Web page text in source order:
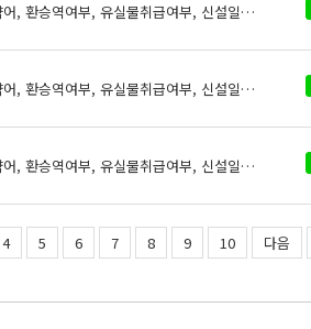
역코드, 역명, 영어, 로마자, 일본어, 중국어(간체,번체), 약어, 환승역여부, 유실물취급여부, 신설일자, 폐지일자, 행정구역코드
역코드, 역명, 영어, 로마자, 일본어, 중국어(간체,번체), 약어, 환승역여부, 유실물취급여부, 신설일자, 폐지일자, 행정구역코드
역코드, 역명, 영어, 로마자, 일본어, 중국어(간체,번체), 약어, 환승역여부, 유실물취급여부, 신설일자, 폐지일자, 행정구역코드
4 5 6 7 8 9 10 다음